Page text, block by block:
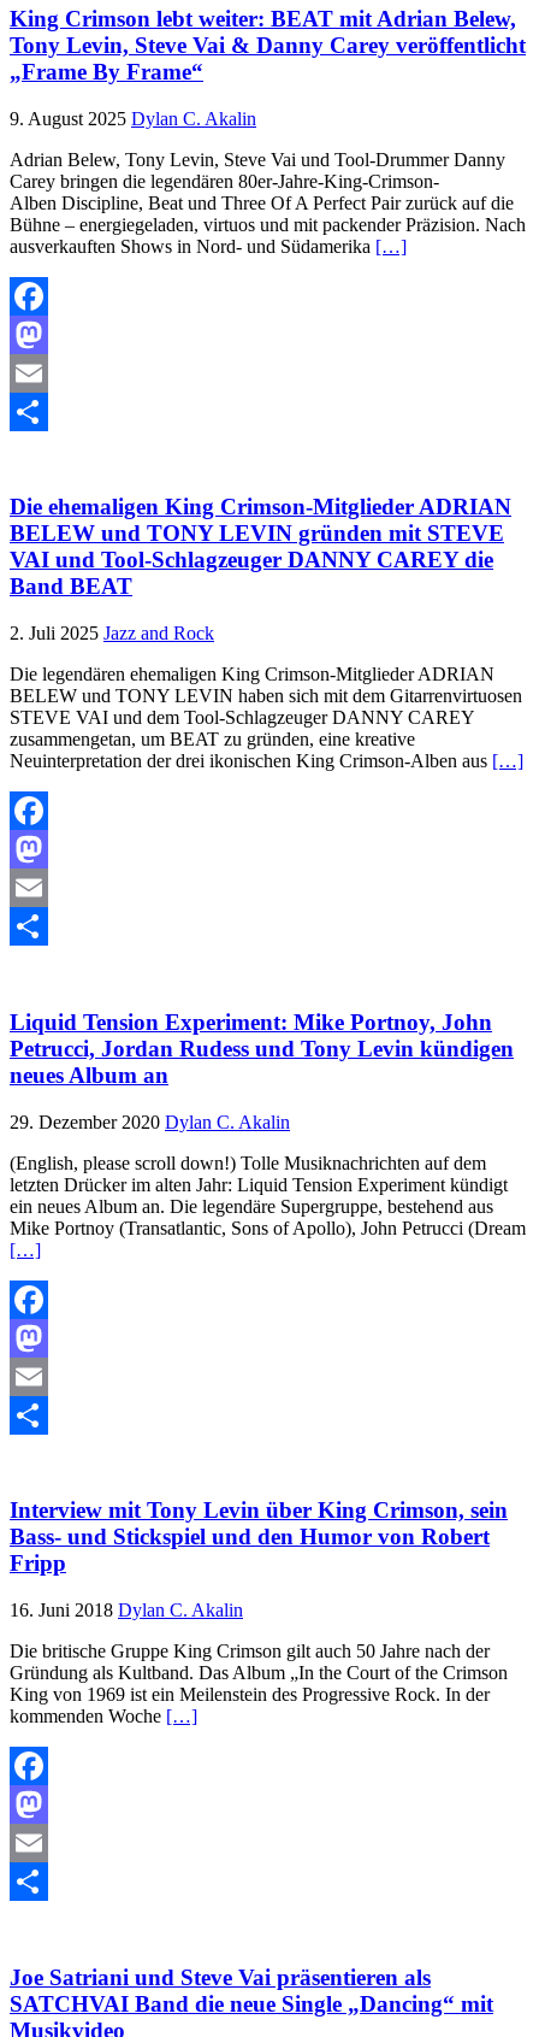
King Crimson lebt weiter: BEAT mit Adrian Belew,
Tony Levin, Steve Vai & Danny Carey veröffentlicht
„Frame By Frame“
9. August 2025 Dylan C. Akalin
Adrian Belew, Tony Levin, Steve Vai und Tool-Drummer Danny
Carey bringen die legendären 80er-Jahre-King-Crimson-
Alben Discipline, Beat und Three Of A Perfect Pair zurück auf die
Bühne – energiegeladen, virtuos und mit packender Präzision. Nach
ausverkauften Shows in Nord- und Südamerika […]
Facebook
Mastodon
Email
Die ehemaligen King Crimson-Mitglieder ADRIAN
BELEW und TONY LEVIN gründen mit STEVE
VAI und Tool-Schlagzeuger DANNY CAREY die
Band BEAT
2. Juli 2025 Jazz and Rock
Die legendären ehemaligen King Crimson-Mitglieder ADRIAN
BELEW und TONY LEVIN haben sich mit dem Gitarrenvirtuosen
STEVE VAI und dem Tool-Schlagzeuger DANNY CAREY
zusammengetan, um BEAT zu gründen, eine kreative
Neuinterpretation der drei ikonischen King Crimson-Alben aus […]
Facebook
Mastodon
Email
Liquid Tension Experiment: Mike Portnoy, John
Petrucci, Jordan Rudess und Tony Levin kündigen
neues Album an
29. Dezember 2020 Dylan C. Akalin
(English, please scroll down!) Tolle Musiknachrichten auf dem
letzten Drücker im alten Jahr: Liquid Tension Experiment kündigt
ein neues Album an. Die legendäre Supergruppe, bestehend aus
Mike Portnoy (Transatlantic, Sons of Apollo), John Petrucci (Dream
[…]
Facebook
Mastodon
Email
Interview mit Tony Levin über King Crimson, sein
Bass- und Stickspiel und den Humor von Robert
Fripp
16. Juni 2018 Dylan C. Akalin
Die britische Gruppe King Crimson gilt auch 50 Jahre nach der
Gründung als Kultband. Das Album „In the Court of the Crimson
King von 1969 ist ein Meilenstein des Progressive Rock. In der
kommenden Woche […]
Facebook
Mastodon
Email
Joe Satriani und Steve Vai präsentieren als
SATCHVAI Band die neue Single „Dancing“ mit
Musikvideo